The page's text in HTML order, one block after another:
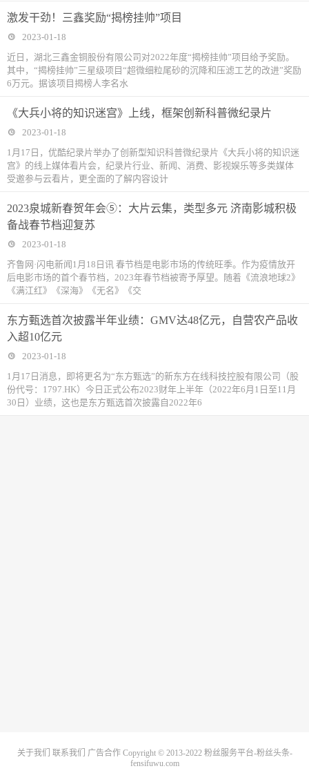
激发干劲！三鑫奖励“揭榜挂帅”项目
2023-01-18
近日，湖北三鑫金铜股份有限公司对2022年度“揭榜挂帅”项目给予奖励。
其中，“揭榜挂帅”三星级项目“超微细粒尾砂的沉降和压滤工艺的改进”奖励
6万元。据该项目揭榜人李名水
《大兵小将的知识迷宫》上线，框架创新科普微纪录片
2023-01-18
1月17日，优酷纪录片举办了创新型知识科普微纪录片《大兵小将的知识迷
宫》的线上媒体看片会，纪录片行业、新闻、消费、影视娱乐等多类媒体
受邀参与云看片，更全面的了解内容设计
2023泉城新春贺年会⑤：大片云集，类型多元 济南影城积极
备战春节档迎复苏
2023-01-18
齐鲁网·闪电新闻1月18日讯 春节档是电影市场的传统旺季。作为疫情放开
后电影市场的首个春节档，2023年春节档被寄予厚望。随着《流浪地球2》
《满江红》《深海》《无名》《交
东方甄选首次披露半年业绩：GMV达48亿元，自营农产品收
入超10亿元
2023-01-18
1月17日消息，即将更名为“东方甄选”的新东方在线科技控股有限公司（股
份代号：1797.HK）今日正式公布2023财年上半年（2022年6月1日至11月
30日）业绩，这也是东方甄选首次披露自2022年6
关于我们 联系我们 广告合作 Copyright © 2013-2022 粉丝服务平台-粉丝头条-
fensifuwu.com